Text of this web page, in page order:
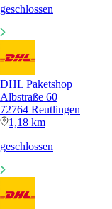
geschlossen
DHL Paketshop
Albstraße 60
72764 Reutlingen
1,18 km
geschlossen